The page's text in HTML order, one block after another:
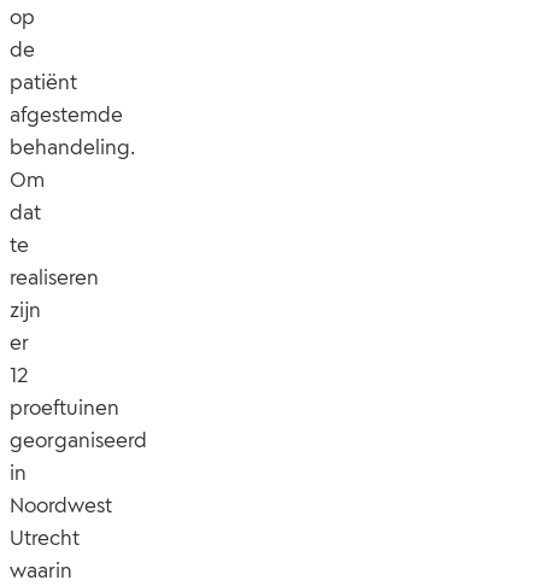
op
de
patiënt
afgestemde
behandeling.
Om
dat
te
realiseren
zijn
er
12
proeftuinen
georganiseerd
in
Noordwest
Utrecht
waarin